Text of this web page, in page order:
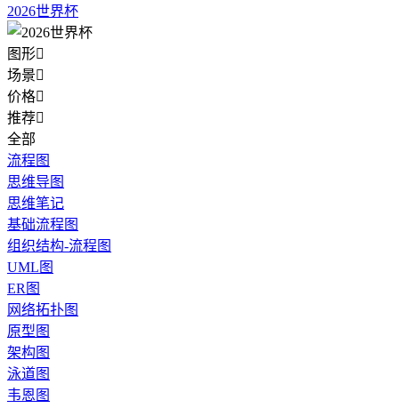
2026世界杯
图形
场景
价格
推荐
全部
流程图
思维导图
思维笔记
基础流程图
组织结构-流程图
UML图
ER图
网络拓扑图
原型图
架构图
泳道图
韦恩图